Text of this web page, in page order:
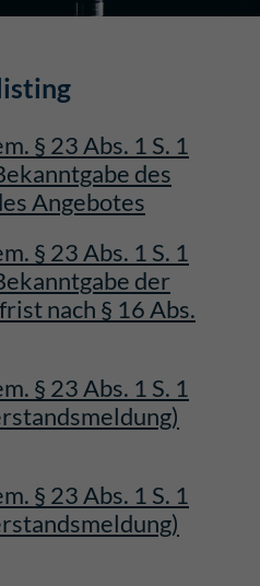
§ 23 Abs. 1 S. 1
des
Angebotes
§ 23 Abs. 1 S. 1
der
nach § 16 Abs.
§ 23 Abs. 1 S. 1
§ 23 Abs. 1 S. 1